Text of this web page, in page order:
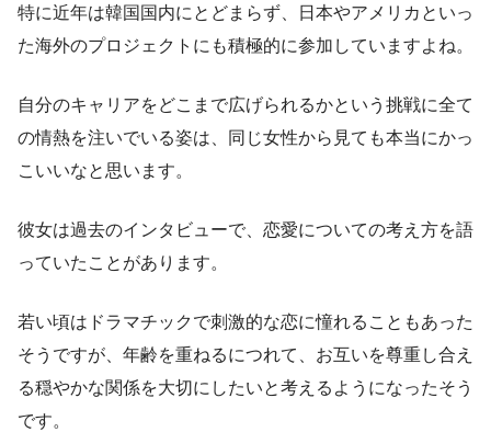
特に近年は韓国国内にとどまらず、日本やアメリカといっ
た海外のプロジェクトにも積極的に参加していますよね。
自分のキャリアをどこまで広げられるかという挑戦に全て
の情熱を注いでいる姿は、同じ女性から見ても本当にかっ
こいいなと思います。
彼女は過去のインタビューで、恋愛についての考え方を語
っていたことがあります。
若い頃はドラマチックで刺激的な恋に憧れることもあった
そうですが、年齢を重ねるにつれて、お互いを尊重し合え
る穏やかな関係を大切にしたいと考えるようになったそう
です。